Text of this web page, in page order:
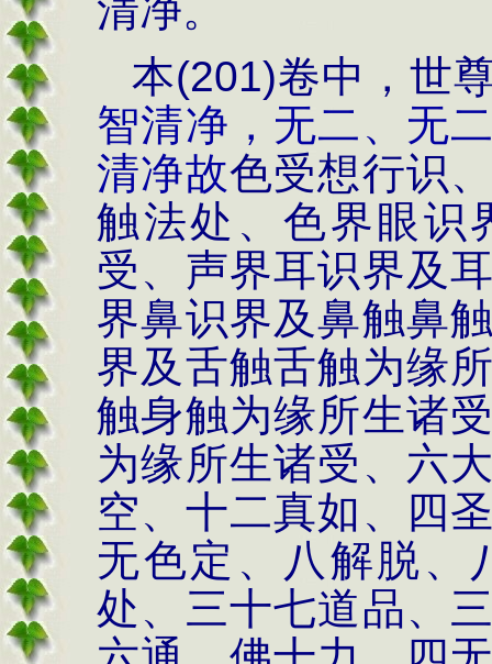
清净。
本(201)卷中， 世
智清净，无二、无
清净故色受想行识
触法处、色界眼识
受、声界耳识界及
界鼻识界及鼻触鼻
界及舌触舌触为缘
触身触为缘所生诸
为缘所生诸受、六
空、十二真如、四
无色定、八解脱、
处、三十七道品、